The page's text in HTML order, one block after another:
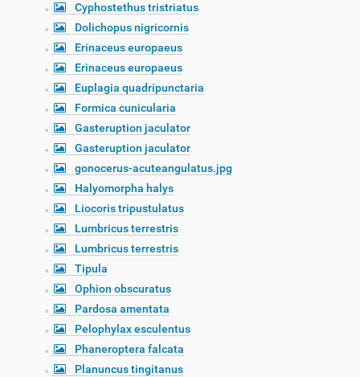
Cyphostethus tristriatus
Dolichopus nigricornis
Erinaceus europaeus
Erinaceus europaeus
Euplagia quadripunctaria
Formica cunicularia
Gasteruption jaculator
Gasteruption jaculator
gonocerus-acuteangulatus.jpg
Halyomorpha halys
Liocoris tripustulatus
Lumbricus terrestris
Lumbricus terrestris
Tipula
Ophion obscuratus
Pardosa amentata
Pelophylax esculentus
Phaneroptera falcata
Planuncus tingitanus